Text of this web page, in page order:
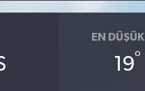
EN
19°